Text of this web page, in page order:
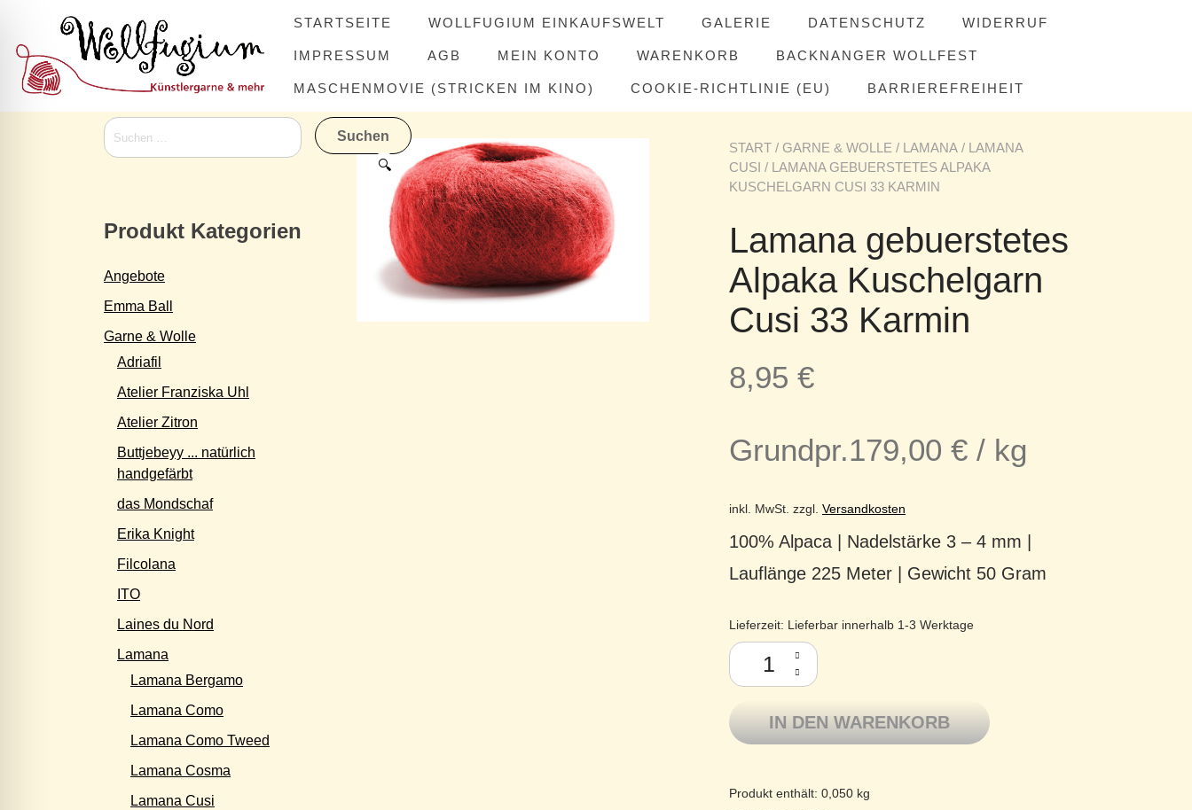
content
STARTSEITE WOLLFUGIUM EINKAUFSWELT GALERIE DATENSCHUTZ WIDERRUF
IMPRESSUM AGB MEIN KONTO WARENKORB BACKNANGER WOLLFEST
MASCHENMOVIE (STRICKEN IM KINO) COOKIE-RICHTLINIE (EU) BARRIEREFREIHEIT
🔍
START / GARNE & WOLLE / LAMANA / LAMANA
CUSI / LAMANA GEBUERSTETES ALPAKA
KUSCHELGARN CUSI 33 KARMIN
Lamana gebuerstetes
Alpaka Kuschelgarn
Cusi 33 Karmin
8,95 €
Grundpr.179,00 € / kg
inkl. MwSt. zzgl. Versandkosten
100% Alpaca | Nadelstärke 3 – 4 mm |
Lauflänge 225 Meter | Gewicht 50 Gram
Lieferzeit: Lieferbar innerhalb 1-3 Werktage
Lamana gebuerstetes Alpaka Kuschelgarn Cusi 33 Karmin Menge
IN DEN WARENKORB
Produkt enthält: 0,050 kg
Suchen
nach:
Produkt Kategorien
Angebote
Emma Ball
Garne & Wolle
Adriafil
Atelier Franziska Uhl
Atelier Zitron
Buttjebeyy ... natürlich
handgefärbt
das Mondschaf
Erika Knight
Filcolana
ITO
Laines du Nord
Lamana
Lamana Bergamo
Lamana Como
Lamana Como Tweed
Lamana Cosma
Lamana Cusi